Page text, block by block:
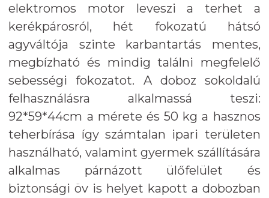
elektromos motor leveszi a terhet a
kerékpárosról, hét fokozatú hátsó
agyváltója szinte karbantartás mentes,
megbízható és mindig találni megfelelő
sebességi fokozatot. A doboz sokoldalú
felhasználásra alkalmassá teszi:
92*59*44cm a mérete és 50 kg a hasznos
teherbírása így számtalan ipari területen
használható, valamint gyermek szállítására
alkalmas párnázott ülőfelület és
biztonsági öv is helyet kapott a dobozban